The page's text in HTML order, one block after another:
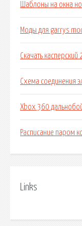
Шаблоны на окна
Моды для garrys
Скачать
Схема соединения
Xbox 360
Расписание паром
Links